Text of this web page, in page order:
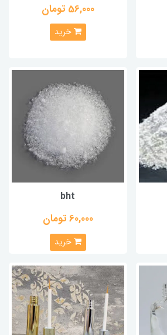
56,000 تومان
خرید
bht
60,000 تومان
خرید